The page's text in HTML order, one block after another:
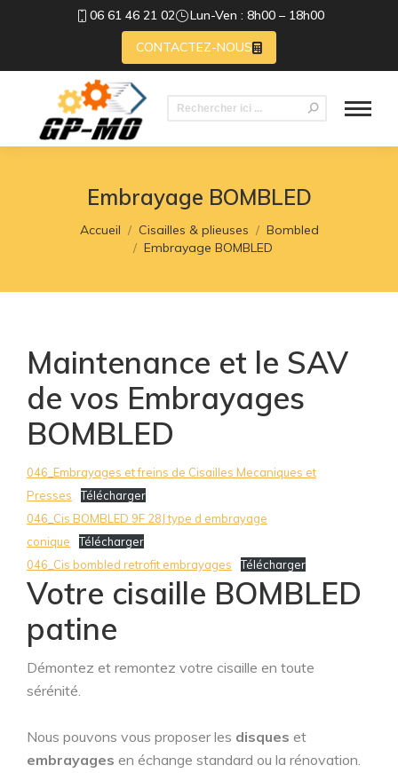
06 61 46 21 02
Lun-Ven : 8h00 – 18h00
CONTACTEZ-NOUS
Recherche
Embrayage BOMBLED
Vous êtes ici :
Accueil Cisailles & plieuses
Bombled
Embrayage BOMBLED
Maintenance et le SAV
de vos Embrayages
BOMBLED
046_Embrayages et freins de Cisailles Mecaniques et
Presses
Télécharger
046_Cis BOMBLED 9F 28J type d embrayage
conique
Télécharger
046_Cis bombled retrofit embrayages
Télécharger
Votre cisaille BOMBLED
patine
Démontez et remontez votre cisaille en toute
sérénité.
Nous pouvons vous proposer les disques et
embrayages en échange standard ou la rénovation.